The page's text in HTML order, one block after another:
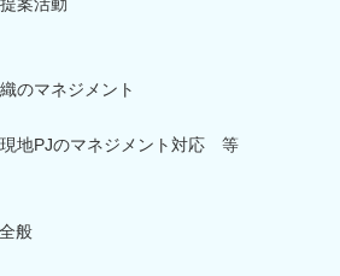
のマネジメント
地PJのマネジメント対応 等
般